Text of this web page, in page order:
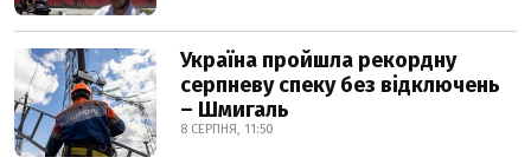
Україна пройшла рекордну
серпневу спеку без відключень
– Шмигаль
8 СЕРПНЯ, 11:50